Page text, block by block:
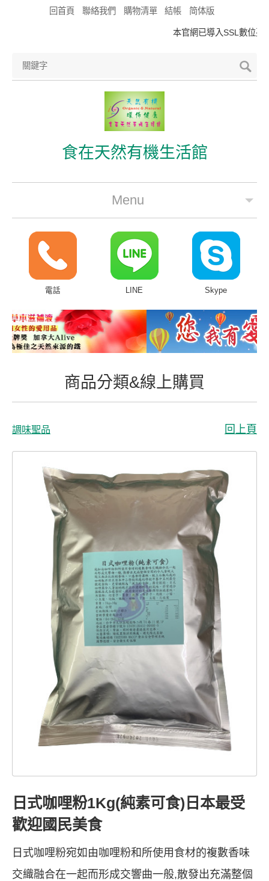
回首頁 聯絡我們 購物清單 結帳 简体版
本官網已導入SSL數位憑
食在天然有機生活館
Menu
公司簡介
最新優惠
商品分類&線上購買
常見問題
客戶付費回傳
電話 LINE Skype
商品分類&線上購買
調味聖品 回上頁
日式咖哩粉1Kg(純素可食)日本最受
歡迎國民美食
日式咖哩粉宛如由咖哩粉和所使用食材的複數香味
交織融合在一起而形成交響曲一般,散發出充滿整個